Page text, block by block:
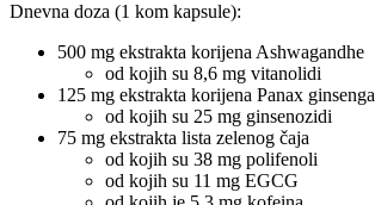
Dnevna doza (1 kom kapsule):
500 mg ekstrakta korijena Ashwagandhe
od kojih su 8,6 mg vitanolidi
125 mg ekstrakta korijena Panax ginsenga
od kojih su 25 mg ginsenozidi
75 mg ekstrakta lista zelenog čaja
od kojih su 38 mg polifenoli
od kojih su 11 mg EGCG